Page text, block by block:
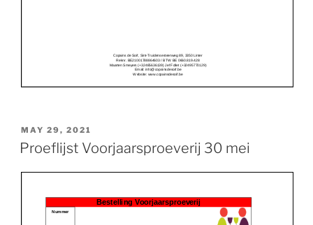
POSTED
ON
MAY 29, 2021
Proeflijst Voorjaarsproeverij 30 mei